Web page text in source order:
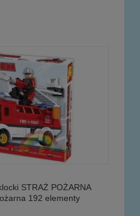
STRAŻ POŻARNA
192 elementy